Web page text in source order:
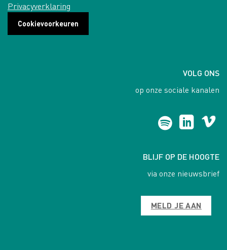
Privacyverklaring
Cookievoorkeuren
VOLG ONS
op onze sociale kanalen
BLIJF OP DE HOOGTE
via onze nieuwsbrief
MELD JE AAN